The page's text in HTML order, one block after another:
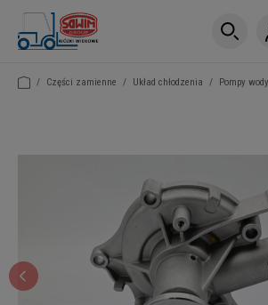
/ Części zamienne / Układ chłodzenia / Pompy wody